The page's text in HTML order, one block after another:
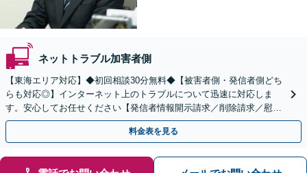
ネットトラブル加害者側
【東海エリア対応】◆初回相談30分無料◆【被害者側・発信者側どち
らも対応◎】インターネット上のトラブルについて迅速に対応しま
す。安心してお任せください【発信者情報開示請求／削除請求／慰謝
料請求／意見照会への対応】
料金表を見る